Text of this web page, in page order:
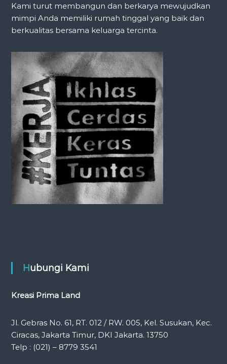
Kami turut membangun dan berkarya mewujudkan
mimpi Anda memiliki rumah tinggal yang baik dan
berkualitas bersama keluarga tercinta.
Hubungi Kami
Kreasi Prima Land
Jl. Gebras No. 61, RT. 012 / RW. 005, Kel. Susukan, Kec.
Ciracas, Jakarta Timur, DKI Jakarta. 13750
Telp : (021) – 8779 3541